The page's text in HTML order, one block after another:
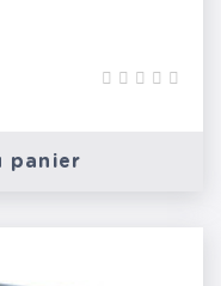
panier